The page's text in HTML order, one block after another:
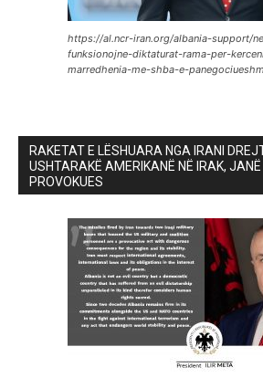
https://al.ncr-iran.org/albania-support/
funksionojne-diktaturat-rama-per-
marredhenia-me-shba-e-
RAKETAT E LËSHUARA NGA IRANI
USHTARAKË AMERIKANË NË IRAK,
PROVOKUES